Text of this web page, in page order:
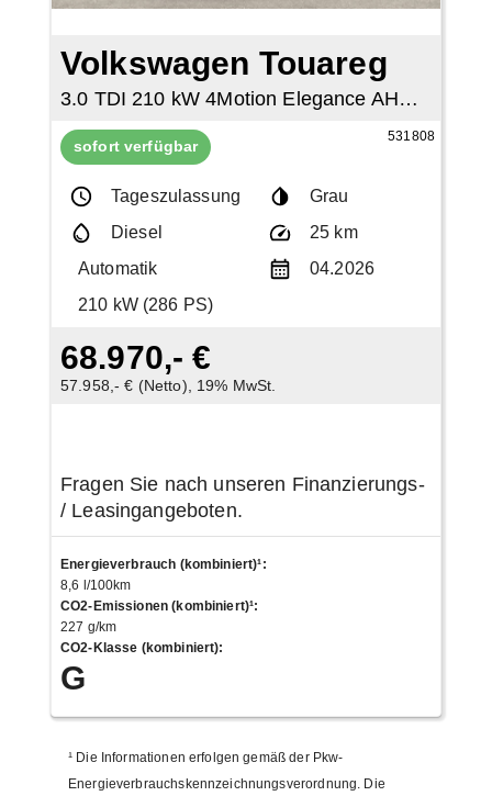
Volkswagen Touareg
3.0 TDI 210 kW 4Motion Elegance AHK eHeckklappe
sofort verfügbar
531808
Tageszulassung
Grau
Diesel
25 km
Automatik
04.2026
210 kW (286 PS)
68.970,- €
57.958,- € (Netto), 19% MwSt.
Fragen Sie nach unseren Finanzierungs-
/ Leasingangeboten.
Energieverbrauch (kombiniert)¹:
8,6 l/100km
CO2-Emissionen (kombiniert)¹:
227 g/km
CO2-Klasse (kombiniert):
G
¹ Die Informationen erfolgen gemäß der Pkw-
Energieverbrauchskennzeichnungsverordnung. Die